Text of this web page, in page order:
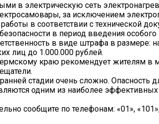
в электрическую сеть
за исключением
в соответствии с технической
в период введения
в виде штрафа в размере:
лиц до 1.000.000 рублей.
краю рекомендует жителям в
стадии очень сложно. Опасность
одним из наиболее
сообщите по телефонам: «01»,